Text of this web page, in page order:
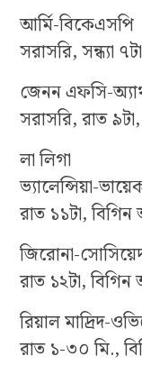
আর্মি-বিকেএসপি
সরাসরি, সন্ধ্যা
জেনন এফসি-
সরাসরি, রাত
লা লিগা
ভ্যালেন্সিয়া-
রাত ১১টা, বিগিন
জিরোনা-
রাত ১২টা, বিগিন
রিয়াল মাদ্রিদ-
রাত ১-৩০ মি.,